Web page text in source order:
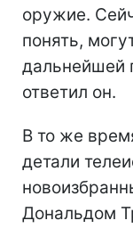
оружие.
понять,
дальнейшей
ответил он.
В то же
детали
Дональдом